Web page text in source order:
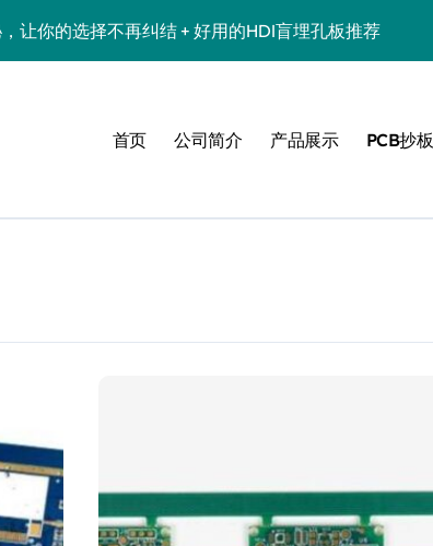
让你的选择不再纠结 + 好用的HDI盲埋孔板推荐
富 | 专业制造首选 | HDI线路板定制专家
测助你选对优质机构！一阶hdi六层板机构推荐
，值得信赖 | HDI盲埋孔板选购指南
HDI盲埋孔板推荐
首页 公司简介 产品展示 PCB抄板